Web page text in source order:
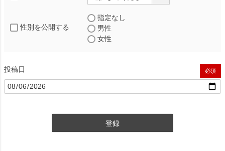
性別を公開する
指定なし
男性
女性
投稿日
(必須)
登録